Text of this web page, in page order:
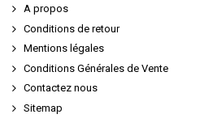
A propos
Conditions de retour
Mentions légales
Conditions Générales de Vente
Contactez nous
Sitemap